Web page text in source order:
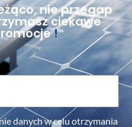
nie przegap
ciekawe
!
danych w celu otrzymania